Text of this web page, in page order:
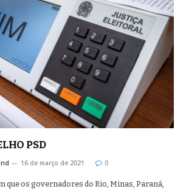
PSD
16 de março de 2021 0
que os governadores do Rio, Minas, Paraná,